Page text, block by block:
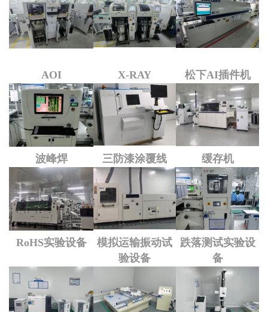
AOI X-RAY 松下AI插件机
波峰焊 三防漆涂覆线 缓存机
RoHS实验设备
模拟运输振动试
验设备
跌落测试实验设
备